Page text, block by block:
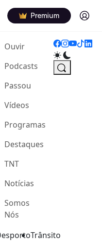
Premium Log in
Ouvir(current)
Podcasts
Passou
Vídeos
Programas
Destaques
TNT
Notícias
Somos
Nós
Trânsito